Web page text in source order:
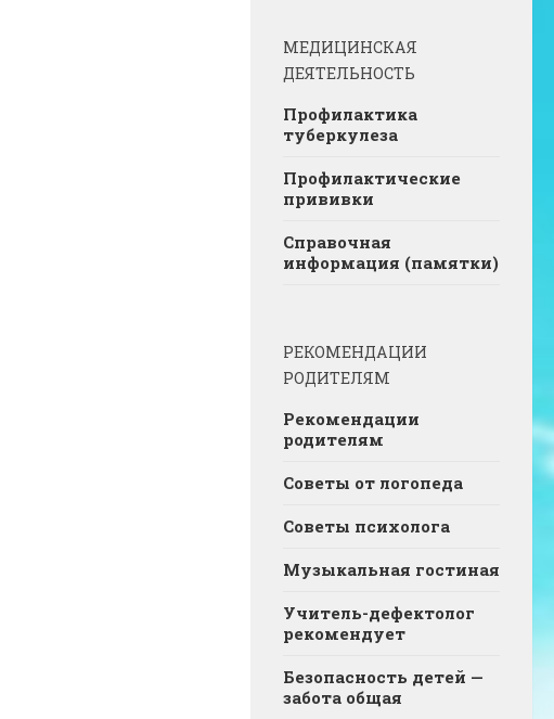
МЕДИЦИНСКАЯ
ДЕЯТЕЛЬНОСТЬ
Профилактика
туберкулеза
Профилактические
прививки
Справочная
информация (памятки)
РЕКОМЕНДАЦИИ
РОДИТЕЛЯМ
Рекомендации
родителям
Советы от логопеда
Советы психолога
Музыкальная гостиная
Учитель-дефектолог
рекомендует
Безопасность детей —
забота общая